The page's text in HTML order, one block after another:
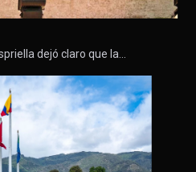
dejó claro que la…